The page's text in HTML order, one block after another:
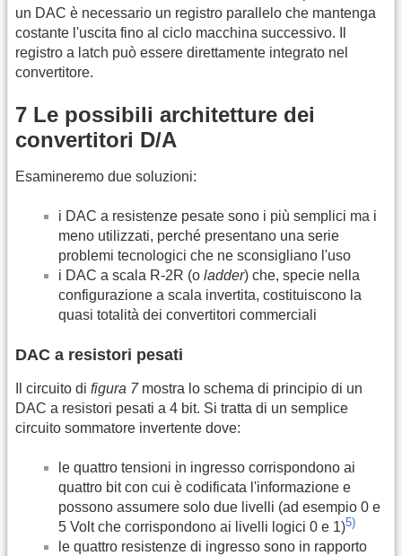
un DAC è necessario un registro parallelo che mantenga
costante l'uscita fino al ciclo macchina successivo. Il
registro a latch può essere direttamente integrato nel
convertitore.
7 Le possibili architetture dei
convertitori D/A
Esamineremo due soluzioni:
i DAC a resistenze pesate sono i più semplici ma i
meno utilizzati, perché presentano una serie
problemi tecnologici che ne sconsigliano l'uso
i DAC a scala R-2R (o ladder) che, specie nella
configurazione a scala invertita, costituiscono la
quasi totalità dei convertitori commerciali
DAC a resistori pesati
Il circuito di figura 7mostra lo schema di principio di un
DAC a resistori pesati a 4 bit. Si tratta di un semplice
circuito sommatore invertente dove:
le quattro tensioni in ingresso corrispondono ai
quattro bit con cui è codificata l'informazione e
possono assumere solo due livelli (ad esempio 0 e
5 Volt che corrispondono ai livelli logici 0 e 1)5)
le quattro resistenze di ingresso sono in rapporto